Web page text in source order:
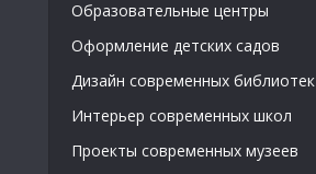
Образовательные центры
Оформление детских садов
Дизайн современных библиотек
Интерьер современных школ
Проекты современных музеев